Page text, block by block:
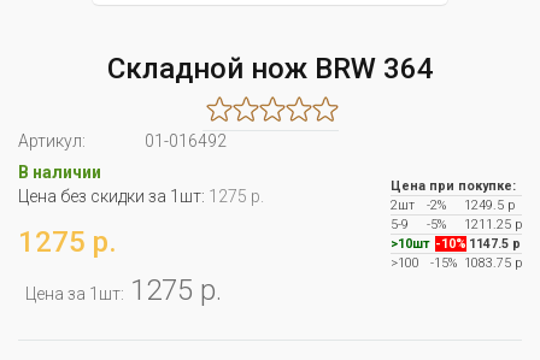
Складной нож BRW 364
Артикул:
01-016492
В наличии
Цена без скидки за 1шт: 1275 р.
1275 р.
Цена за 1шт: 1275 р.
Цена при покупке:
2шт
-2%
1249.5 р
5-9
-5%
1211.25 р
>10шт -10% 1147.5 р
>100
-15% 1083.75 р